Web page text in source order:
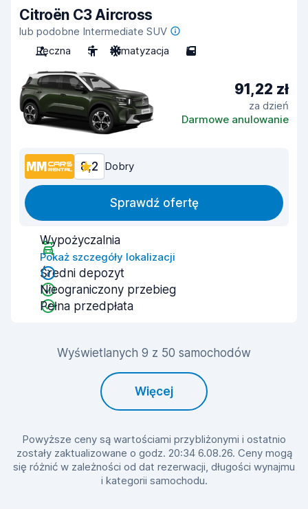
Citroën C3 Aircross
lub podobne Intermediate SUV
Ręczna
5 Klimatyzacja 5
91,22 zł
za dzień
Darmowe anulowanie
8,2 Dobry
Sprawdź ofertę
Wypożyczalnia
Pokaż szczegóły lokalizacji
Średni depozyt
Nieograniczony przebieg
Pełna przedpłata
Wyświetlanych 9 z 50 samochodów
Więcej
Powyższe ceny są wartościami przybliżonymi i ostatnio
zostały zaktualizowane o godz. 20:34 6.08.26. Ceny mogą
się różnić w zależności od dat rezerwacji, długości wynajmu
i kategorii samochodu.